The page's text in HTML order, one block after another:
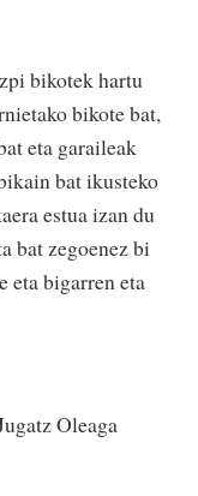
bikotek hartu
bikote bat,
eta garaileak
bat ikusteko
estua izan du
bat zegoenez bi
eta bigarren eta
Oleaga